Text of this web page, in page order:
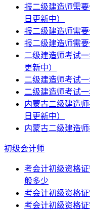
报二级建造师需
日更新中）
报二级建造师需
报二级建造师需
二级建造师考试
更新中）
二级建造师考试
二级建造师考试
内蒙古二级建造
日更新中）
内蒙古二级建造
初级会计师
考会计初级资格
般多少
考会计初级资格
考会计初级资格